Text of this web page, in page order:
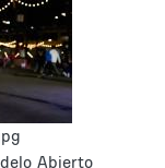
Abierto